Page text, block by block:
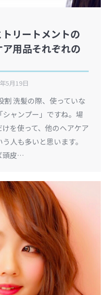
リートメントの
用品それぞれの
5月19日
割 洗髪の際、使っていな
ャンプー」ですね。場
を使って、他のヘアケア
人も多いと思います。
頭皮…